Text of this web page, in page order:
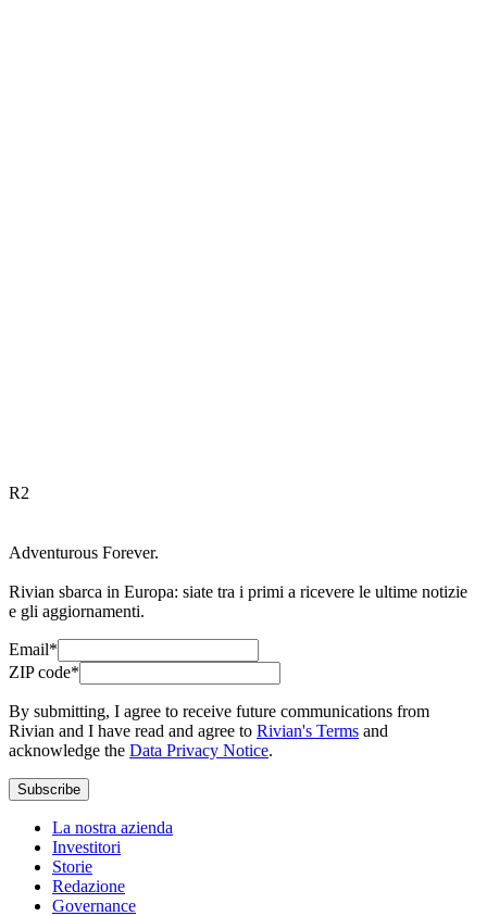
R2
Adventurous Forever.
Rivian sbarca in Europa: siate tra i primi a ricevere le ultime notizie
e gli aggiornamenti.
Email*
ZIP code*
By submitting, I agree to receive future communications from
Rivian and I have read and agree to Rivian's Terms and
acknowledge the Data Privacy Notice.
Subscribe
La nostra azienda
Investitori
Storie
Redazione
Governance